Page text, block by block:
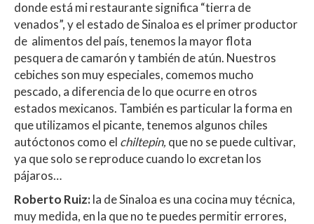
donde está mi restaurante significa “tierra de
venados”, y el estado de Sinaloa es el primer productor
de alimentos del país, tenemos la mayor flota
pesquera de camarón y también de atún. Nuestros
cebiches son muy especiales, comemos mucho
pescado, a diferencia de lo que ocurre en otros
estados mexicanos. También es particular la forma en
que utilizamos el picante, tenemos algunos chiles
autóctonos como el chiltepin, que no se puede cultivar,
ya que solo se reproduce cuando lo excretan los
pájaros…
Roberto Ruiz:la de Sinaloa es una cocina muy técnica,
muy medida, en la que no te puedes permitir errores,